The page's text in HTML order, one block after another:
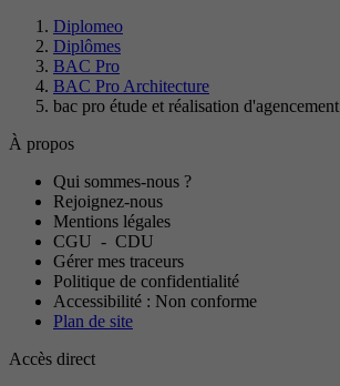
Diplomeo
Diplômes
BAC Pro
BAC Pro Architecture
bac pro étude et réalisation d'agencement
À propos
Qui sommes-nous ?
Rejoignez-nous
Mentions légales
CGU - CDU
Gérer mes traceurs
Politique de confidentialité
Accessibilité : Non conforme
Plan de site
Accès direct